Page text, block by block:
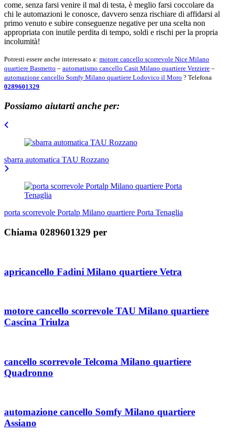
come, senza farsi venire il mal di testa, è meglio farsi coccolare da
chi le automazioni le conosce, davvero senza rischiare di affidarsi al
primo venuto e subire conseguenze negative per una scelta non
appropriata con inutile perdita di tempo, soldi e rischi per la propria
incolumità!
Potresti essere anche interessato a: motore cancello scorrevole Nice Milano
quartiere Basmetto – automatismo cancello Casit Milano quartiere Verziere –
automazione cancello Somfy Milano quartiere Lodovico il Moro ? Telefona
0289601329
Possiamo aiutarti anche per:
Navigazione
articoli
sbarra automatica TAU Rozzano
porta scorrevole Portalp Milano quartiere Porta Tenaglia
Chiama 0289601329 per
apricancello Fadini Milano quartiere Vetra
motore cancello scorrevole TAU Milano quartiere
Cascina Triulza
cancello scorrevole Telcoma Milano quartiere
Quadronno
automazione cancello Somfy Milano quartiere
Assiano